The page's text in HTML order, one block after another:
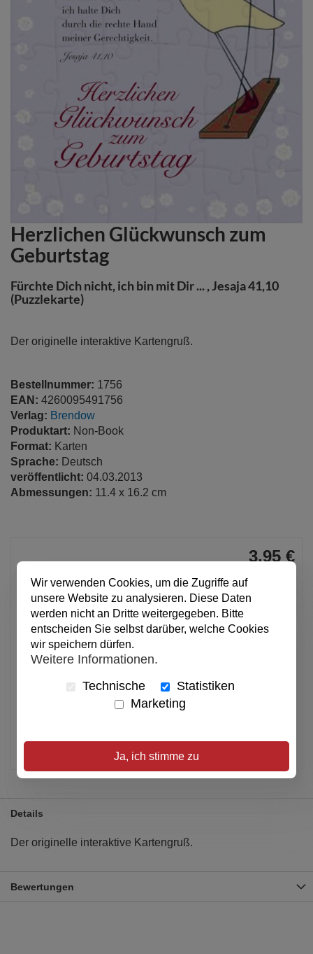
Herzlichen Glückwunsch zum
Geburtstag
Fürchte Dich nicht, ich bin mit Dir ... , Jesaja 41,10
(Puzzlekarte)
Der originelle interaktive Kartengruß.
Bestellnummer: 1756
EAN: 4260095491756
Verlag: Brendow
Produktart: Non-Book
Format: Karten
Sprache: Deutsch
veröffentlicht: 04.03.2013
Abmessungen: 11.4 x 16.2 cm
Zum
Anfang
der
springen
3,95 €
Anzahl
In den Warenkorb
Alle Preise inkl. MwSt.
Artikel merken
Details
Der originelle interaktive Kartengruß.
Bewertungen
Wir verwenden Cookies, um die Zugriffe auf
unsere Website zu analysieren. Diese Daten
werden nicht an Dritte weitergegeben. Bitte
entscheiden Sie selbst darüber, welche Cookies
wir speichern dürfen.
Weitere Informationen.
Technische
Statistiken
Marketing
Ja, ich stimme zu